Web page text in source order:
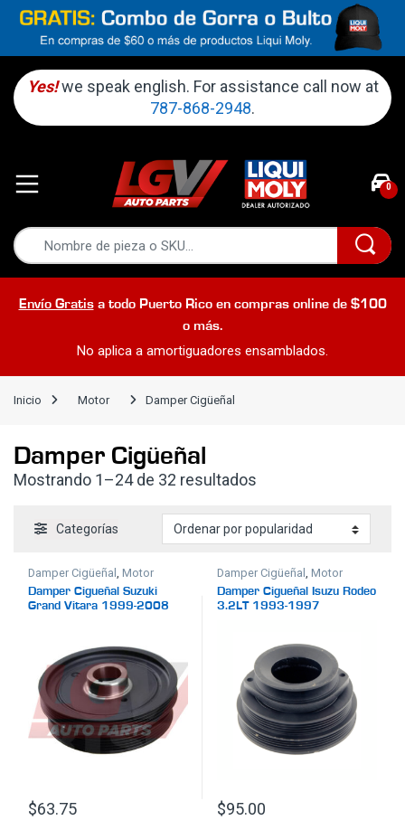
Yes! we speak english. For assistance call now at
787-868-2948.
0
Envío Gratisa todo Puerto Rico en compras online de $100
o más.
No aplica a amortiguadores ensamblados.
Inicio Motor Damper Cigüeñal
Damper Cigüeñal
Mostrando 1–24 de 32 resultados
Categorías
Damper Cigüeñal , Motor
Damper Cigueñal Suzuki
Grand Vitara 1999-2008
$63.75
Damper Cigüeñal , Motor
Damper Cigueñal Isuzu Rodeo
3.2LT 1993-1997
$95.00